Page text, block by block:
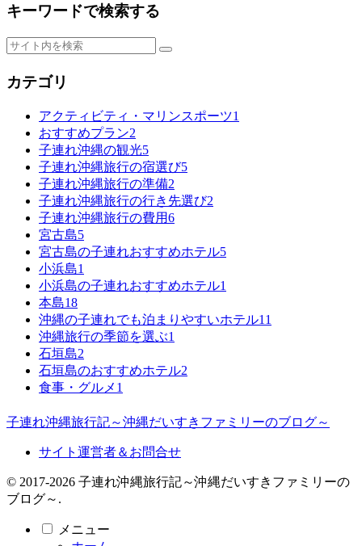
キーワードで検索する
カテゴリ
アクティビティ・マリンスポーツ1
おすすめプラン2
子連れ沖縄の観光5
子連れ沖縄旅行の宿選び5
子連れ沖縄旅行の準備2
子連れ沖縄旅行の行き先選び2
子連れ沖縄旅行の費用6
宮古島5
宮古島の子連れおすすめホテル5
小浜島1
小浜島の子連れおすすめホテル1
本島18
沖縄の子連れでも泊まりやすいホテル11
沖縄旅行の季節を選ぶ1
石垣島2
石垣島のおすすめホテル2
食事・グルメ 1
子連れ沖縄旅行記～沖縄だいすきファミリーのブログ～
サイト運営者＆お問合せ
© 2017-2026 子連れ沖縄旅行記～沖縄だいすきファミリーの
ブログ～.
メニュー